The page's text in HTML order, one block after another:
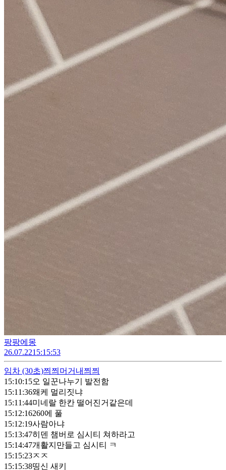
팡팡에몽
26.07.2215:15:53
임차 (30초)쯰쯰머거내쯰쯰
15:10:15오 일꾼나누기 발전함
15:11:36왜케 멀리짓냐
15:11:44미네랄 한칸 떨어진거같은데
15:12:16260에 풀
15:12:19사람아냐
15:13:47히덴 챔버로 심시티 쳐하라고
15:14:47개활지만들고 심시티 ㅋ
15:15:23ㅈㅈ
15:15:38띵신 새키